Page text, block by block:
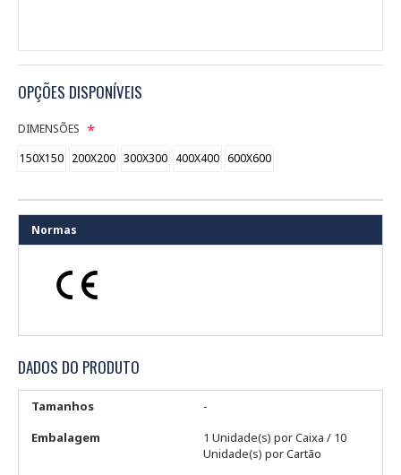
OPÇÕES DISPONÍVEIS
DIMENSÕES
150X150 200X200 300X300 400X400 600X600
Normas
DADOS DO PRODUTO
Tamanhos
-
Embalagem
1 Unidade(s) por Caixa / 10
Unidade(s) por Cartão